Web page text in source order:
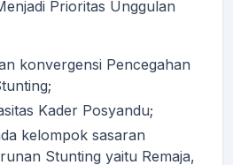
Prioritas Unggulan
konvergensi Pencegahan
Kader Posyandu;
kelompok sasaran
Stunting yaitu Remaja,